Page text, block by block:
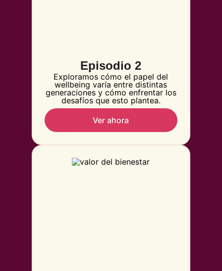
Episodio 2
Exploramos cómo el papel del
wellbeing varía entre distintas
generaciones y cómo enfrentar los
desafíos que esto plantea.
Ver ahora